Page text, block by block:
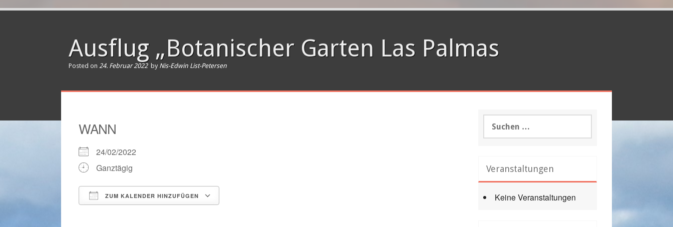
Ausflug „Botanischer Garten Las Palmas
Posted on 24. Februar 2022 by Nis-Edwin List-Petersen
WANN
24/02/2022
Ganztägig
ZUM KALENDER HINZUFÜGEN
Outlook Live
nach:
Veranstaltungen
Keine Veranstaltungen